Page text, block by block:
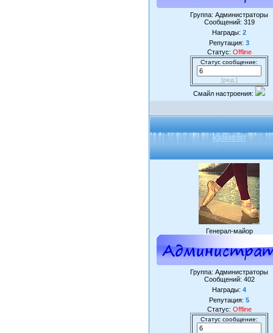
Группа: Администраторы
Сообщений: 319
Награды: 2
Репутация: 3
Статус: Offline
Статус сообщение:
[ред.]
Смайл настроения:
KAI040397
Генерал-майор
Группа: Администраторы
Сообщений: 402
Награды: 4
Репутация: 5
Статус: Offline
Статус сообщение: